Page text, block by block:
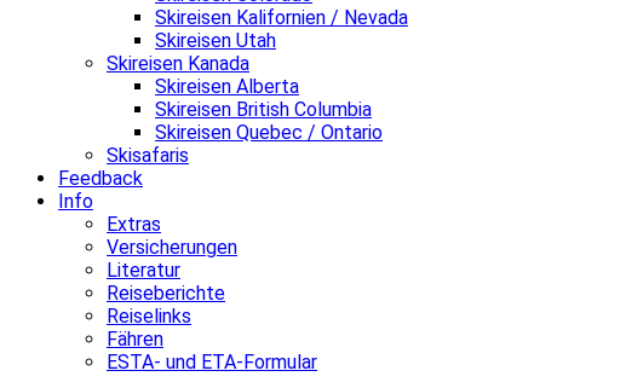
Skireisen Kalifornien / Nevada
Skireisen Utah
Skireisen Kanada
Skireisen Alberta
Skireisen British Columbia
Skireisen Quebec / Ontario
Skisafaris
Feedback
Info
Extras
Versicherungen
Literatur
Reiseberichte
Reiselinks
Fähren
ESTA- und ETA-Formular